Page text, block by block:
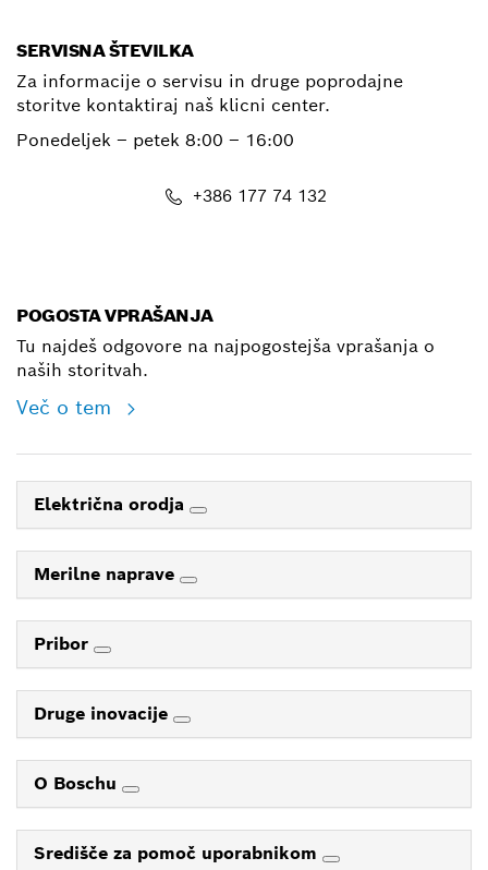
SERVISNA ŠTEVILKA
Za informacije o servisu in druge poprodajne
storitve kontaktiraj naš klicni center.
Ponedeljek – petek 8:00 – 16:00
+386 177 74 132
POGOSTA VPRAŠANJA
Tu najdeš odgovore na najpogostejša vprašanja o
naših storitvah.
Več o tem
Električna orodja
Merilne naprave
Pribor
Druge inovacije
O Boschu
Središče za pomoč uporabnikom